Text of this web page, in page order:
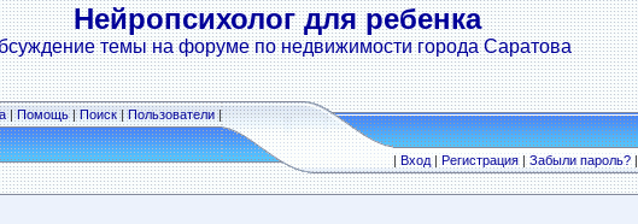
Нейропсихолог для ребенка
темы на форуме по недвижимости города Саратова
|Помощь|Поиск|Пользователи|
|Вход|Регистрация|Забыли пароль?|